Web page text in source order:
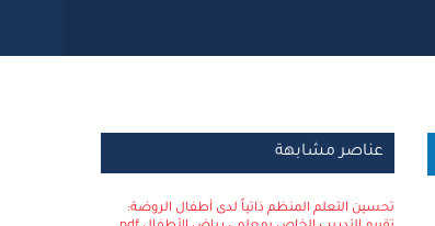
عناصر مشابهة
تحسين التعلم المنظم ذاتياً لدى أطفال الروضة: